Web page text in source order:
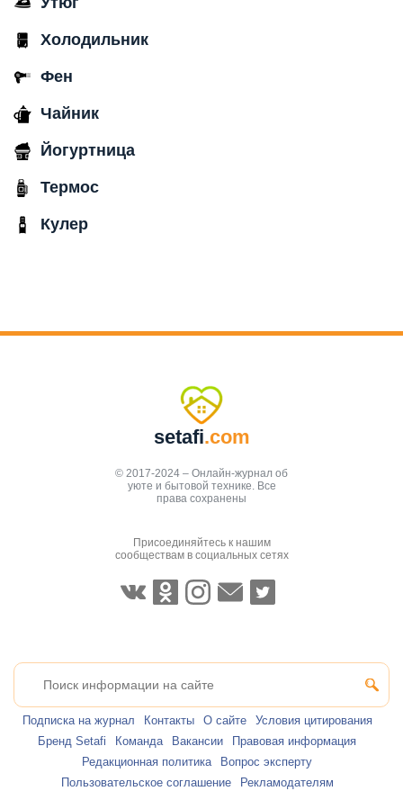
Холодильник
Фен
Чайник
Йогуртница
Термос
Кулер
setafi.com
© 2017-2024 – Онлайн-журнал об
уюте и бытовой технике. Все
права сохранены
Присоединяйтесь к нашим
сообществам в социальных сетях
Подписка на журнал Контакты О сайте
Условия цитирования
Бренд Setafi
Команда Вакансии
Правовая информация
Редакционная политика
Вопрос эксперту
Пользовательское соглашение
Рекламодателям